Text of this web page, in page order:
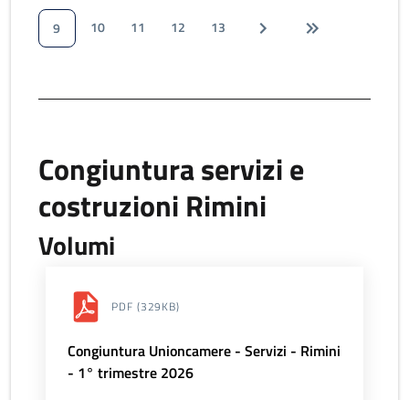
9
10 11 12 13
Congiuntura servizi e
costruzioni Rimini
Volumi
PDF (329KB)
Congiuntura Unioncamere - Servizi - Rimini
- 1° trimestre 2026